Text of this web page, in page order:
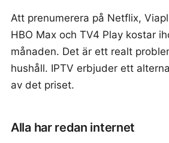
Att prenumerera på Netflix,
HBO Max och TV4 Play kostar
månaden. Det är ett realt
hushåll. IPTV erbjuder ett
av det priset.
Alla har redan internet